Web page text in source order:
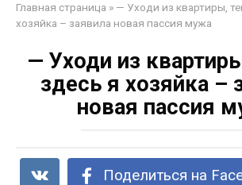
Главная страница » — Уходи из квартиры,
хозяйка – заявила новая пассия мужа
— Уходи из
здесь я хозяйка –
новая пассия
Поделиться на